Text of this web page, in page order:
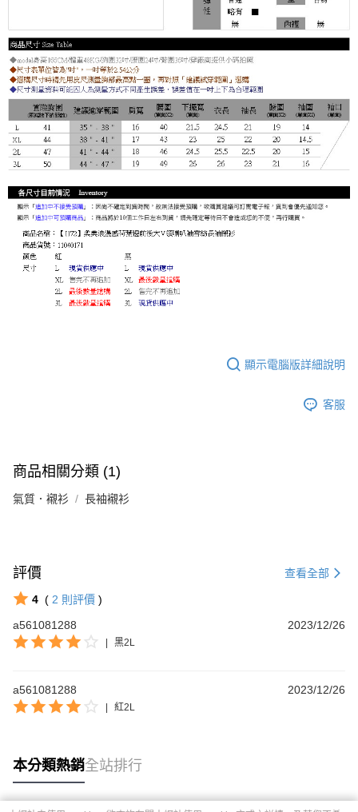
顯示電腦版詳細說明
客服
商品相關分類 (1)
氣質．襯衫 長袖襯衫
評價 查看全部
4 ( 2 則評價 )
a561081288
2023/12/26
黑2L
a561081288 2023/12/26
紅2L
本分類熱銷全站排行